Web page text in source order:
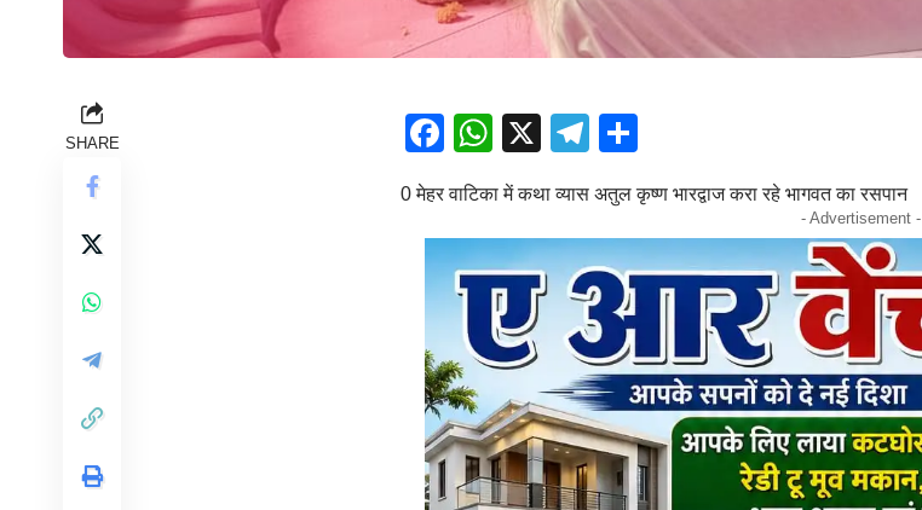
SHARE Facebook
WhatsApp
X Telegram
0 मेहर वाटिका में कथा व्यास अतुल कृष्ण भारद्वाज करा रहे भागवत का रसपान
- Advertisement -